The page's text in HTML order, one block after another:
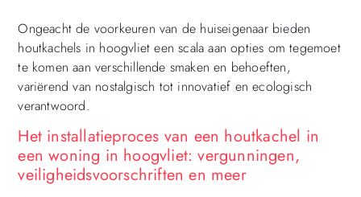
Ongeacht de voorkeuren van de huiseigenaar bieden
houtkachels in hoogvliet een scala aan opties om tegemoet
te komen aan verschillende smaken en behoeften,
variërend van nostalgisch tot innovatief en ecologisch
verantwoord.
Het installatieproces van een houtkachel in
een woning in hoogvliet: vergunningen,
veiligheidsvoorschriften en meer